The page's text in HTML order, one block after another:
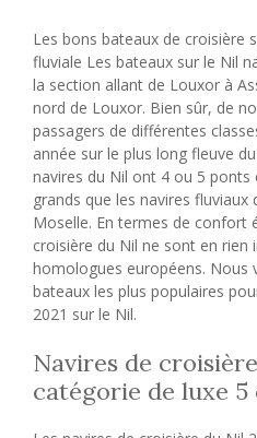
Les bons bateaux de croisière
fluviale Les bateaux sur le Nil
la section allant de Louxor à
nord de Louxor. Bien sûr, de
passagers de différentes
année sur le plus long fleuve
navires du Nil ont 4 ou 5
grands que les navires
Moselle. En termes de confort
croisière du Nil ne sont en rien
homologues européens. Nous
bateaux les plus populaires
2021 sur le Nil.
Navires de
catégorie de luxe 5